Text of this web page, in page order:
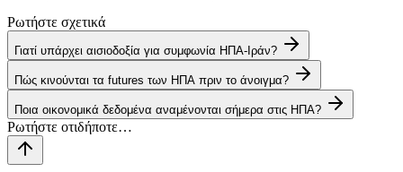
Ρωτήστε σχετικά
Γιατί υπάρχει αισιοδοξία για συμφωνία ΗΠΑ-Ιράν?
Πώς κινούνται τα futures των ΗΠΑ πριν το άνοιγμα?
Ποια οικονομικά δεδομένα αναμένονται σήμερα στις ΗΠΑ?